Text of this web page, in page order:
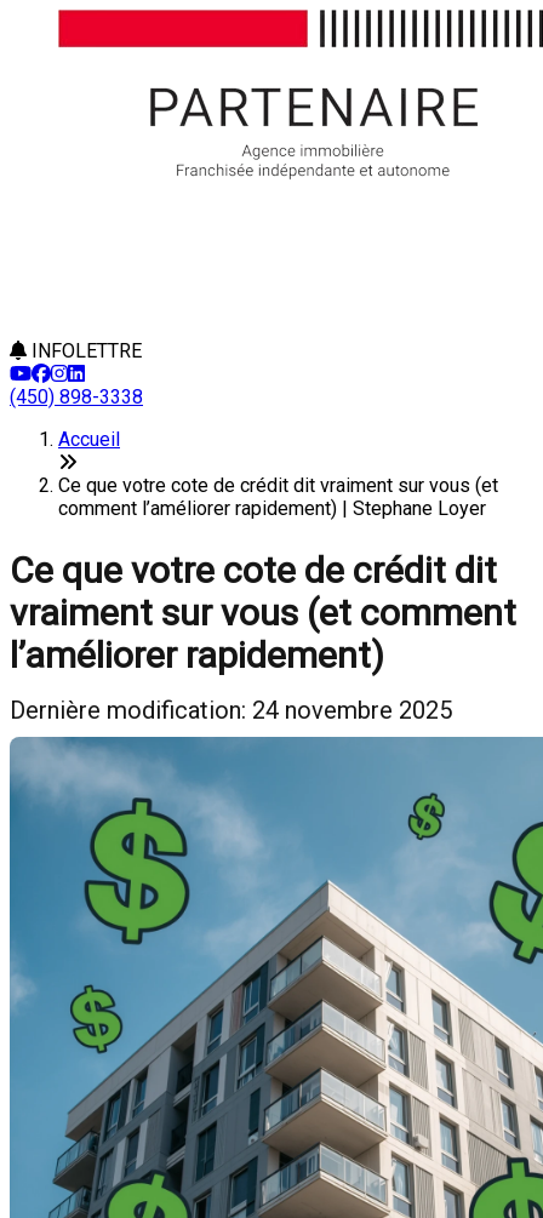
INFOLETTRE
(450) 898-3338
Accueil
Ce que votre cote de crédit dit vraiment sur vous (et
comment l’améliorer rapidement) | Stephane Loyer
Ce que votre cote de crédit dit
vraiment sur vous (et comment
l’améliorer rapidement)
Dernière modification: 24 novembre 2025